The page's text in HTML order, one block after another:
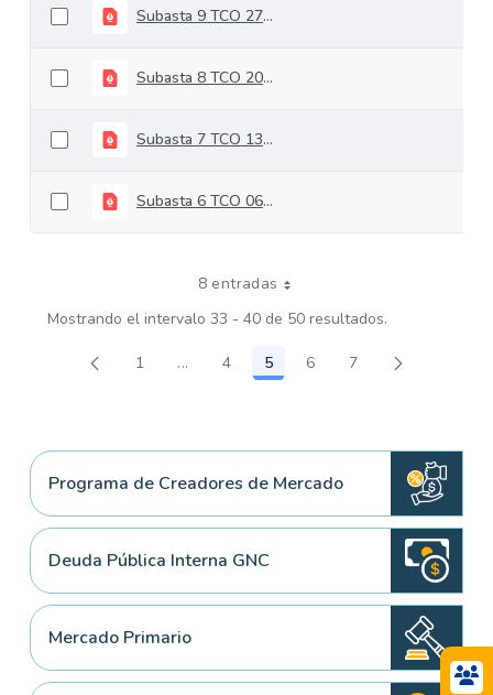
Subasta 9 TCO 27-02-2024
Subasta 8 TCO 20-02-2024
Subasta 7 TCO 13-02-2024
Subasta 6 TCO 06-02-2024
8 entradas
Mostrando el intervalo 33 - 40 de 50 resultados.
Página
1 ...Páginas intermedias Use TAB para
Página
4 Página
5 Página
6 Página
7
Programa de Creadores de Mercado
Deuda Pública Interna GNC
Mercado Primario